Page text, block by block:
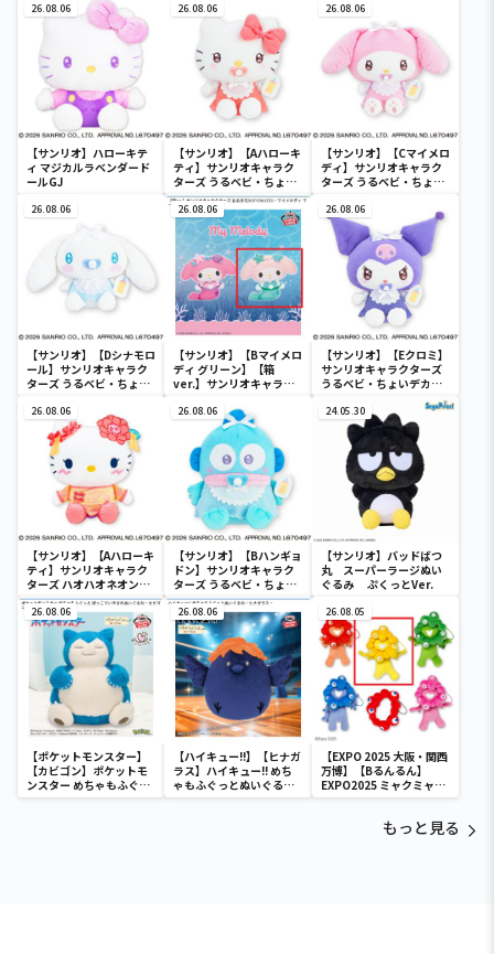
26.08.06
【サンリオ】ハローキテ
ィ マジカルラベンダード
ールGJ
26.08.06
【サンリオ】【Aハローキ
ティ】サンリオキャラク
ターズ うるベビ・ちょい
デカドール
26.08.06
【サンリオ】【Cマイメロ
ディ】サンリオキャラク
ターズ うるベビ・ちょい
26.08.06
【サンリオ】【Dシナモロ
ール】サンリオキャラク
ターズ うるベビ・ちょい
26.08.06
【サンリオ】【Bマイメロ
ディ グリーン】【箱
ver.】サンリオキャラク
SOFVIMATES～マイメロ
ディ マーメイドver. ～
26.08.06
【サンリオ】【Eクロミ】
サンリオキャラクターズ
うるベビ・ちょいデカド
26.08.06
【サンリオ】【Aハローキ
ティ】サンリオキャラク
ターズ ハオハオネオンタ
ウンドールBIGタイプ1
26.08.06
【サンリオ】【Bハンギョ
ドン】サンリオキャラク
ターズ うるベビ・ちょい
デカドール
24.05.30
【サンリオ】バッドばつ
丸 スーパーラージぬい
ぐるみ ぷくっとVer.
26.08.06
【ポケットモンスター】
【カビゴン】ポケットモ
ンスター めちゃもふぐっ
と ほっこりいやされぬい
26.08.06
【ハイキュー!!】【ヒナガ
ラス】ハイキュー!! めち
ゃもふぐっとぬいぐるみ
～ヒナガラス～
26.08.05
【EXPO 2025 大阪・関西
万博】【Bるんるん】
EXPO2025 ミャクミャク
カラフルゴム紐付きぬい
もっと見る